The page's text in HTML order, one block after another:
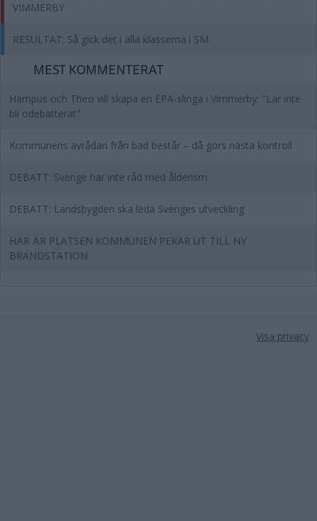
VIMMERBY
RESULTAT: Så gick det i alla klasserna i SM
MEST KOMMENTERAT
Hampus och Theo vill skapa en EPA-slinga i Vimmerby: "Lär inte
bli odebatterat"
Kommunens avrådan från bad består – då görs nästa kontroll
DEBATT: Sverige har inte råd med ålderism
DEBATT: Landsbygden ska leda Sveriges utveckling
HÄR ÄR PLATSEN KOMMUNEN PEKAR UT TILL NY
BRANDSTATION
Visa privacy